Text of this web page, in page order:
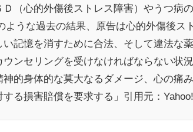
（心的外傷後ストレス障害）やうつ病
うな過去の結果、原告は心的外傷後ス
記憶を消すために合法、そして違法な
ウンセリングを受けなければならない
神的身体的な莫大なるダメージ、心の痛
る損害賠償を要求する」引用元：